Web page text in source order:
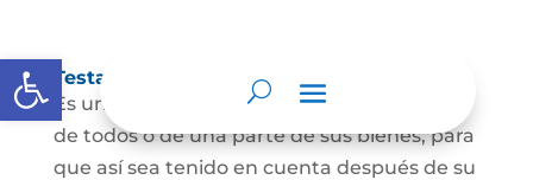
Abrir barra de herramientas
Testamento
Es un acto por el cual una persona dispone
de todos o de una parte de sus bienes, para
que así sea tenido en cuenta después de su